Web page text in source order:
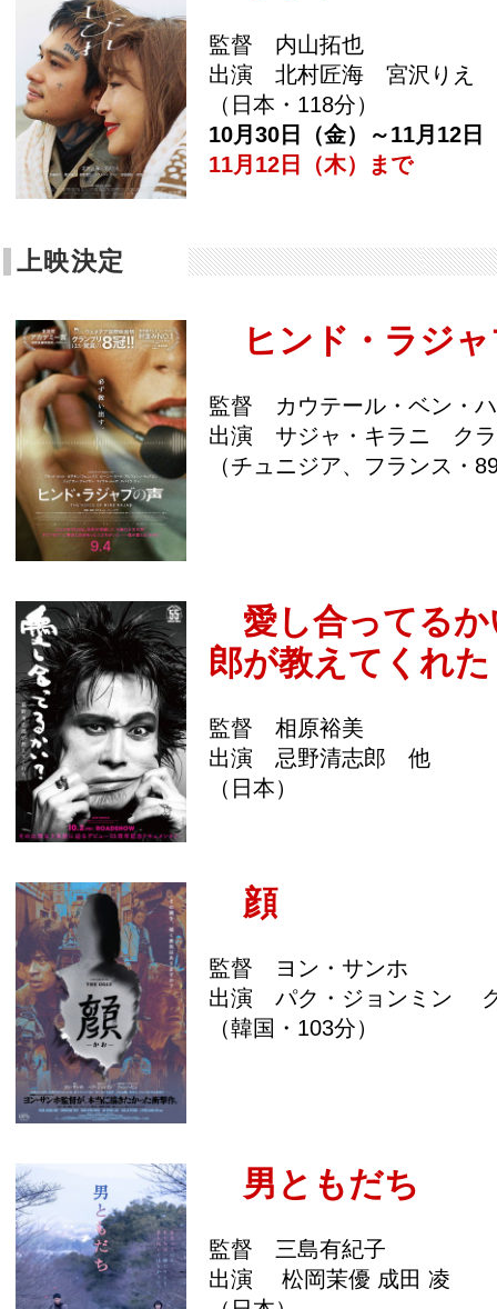
監督 内山拓也
出演 北村匠海 宮沢りえ
（日本・118分）
10月30日（金）～11月12日
11月12日（木）まで
上映決定
ヒンド・ラジャ
監督 カウテール・ベン・
出演 サジャ・キラニ ク
（チュニジア、フランス・
愛し合ってる
郎が教えてくれた
監督 相原裕美
出演 忌野清志郎 他
（日本）
顔
監督 ヨン・サンホ
出演 パク・ジョンミン
（韓国・103分）
男ともだち
監督 三島有紀子
出演 松岡茉優 成田 凌